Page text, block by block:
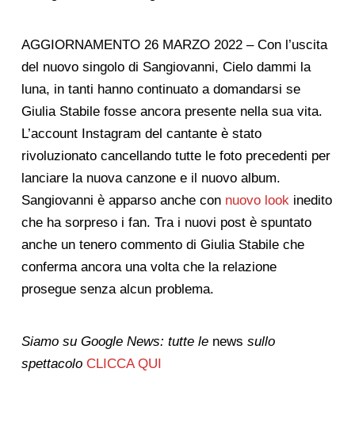
AGGIORNAMENTO 26 MARZO 2022 – Con l’uscita
del nuovo singolo di Sangiovanni, Cielo dammi la
luna, in tanti hanno continuato a domandarsi se
Giulia Stabile fosse ancora presente nella sua vita.
L’account Instagram del cantante è stato
rivoluzionato cancellando tutte le foto precedenti per
lanciare la nuova canzone e il nuovo album.
Sangiovanni è apparso anche con nuovo lookinedito
che ha sorpreso i fan. Tra i nuovi post è spuntato
anche un tenero commento di Giulia Stabile che
conferma ancora una volta che la relazione
prosegue senza alcun problema.
Siamo su Google News: tutte lenews sullo
spettacolo CLICCA QUI